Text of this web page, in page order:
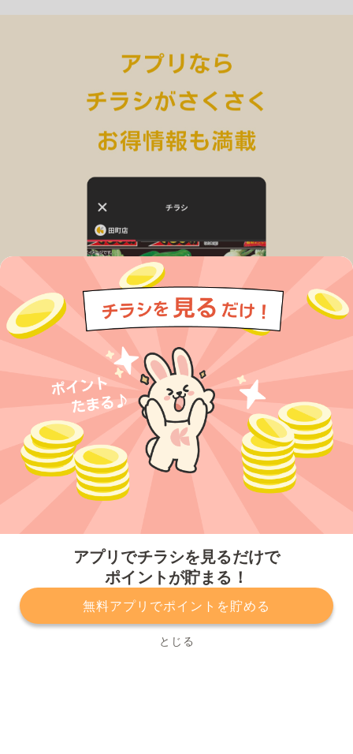
アプリでチラシを見るだけで
ポイントが貯まる！
無料アプリでポイントを貯める
とじる
プライバシーポリシー 利用規約
運営会社
サービスに関してのお問い合わせ